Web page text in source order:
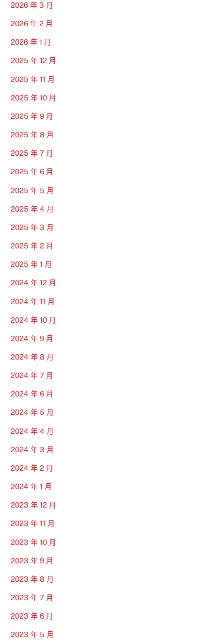
2026 年 3 月
2026 年 2 月
2026 年 1 月
2025 年 12 月
2025 年 11 月
2025 年 10 月
2025 年 9 月
2025 年 8 月
2025 年 7 月
2025 年 6 月
2025 年 5 月
2025 年 4 月
2025 年 3 月
2025 年 2 月
2025 年 1 月
2024 年 12 月
2024 年 11 月
2024 年 10 月
2024 年 9 月
2024 年 8 月
2024 年 7 月
2024 年 6 月
2024 年 5 月
2024 年 4 月
2024 年 3 月
2024 年 2 月
2024 年 1 月
2023 年 12 月
2023 年 11 月
2023 年 10 月
2023 年 9 月
2023 年 8 月
2023 年 7 月
2023 年 6 月
2023 年 5 月